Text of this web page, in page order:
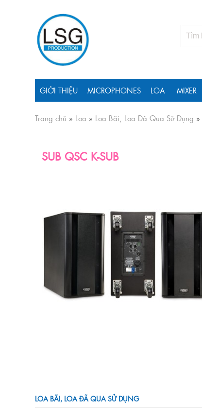
GIỚI THIỆU MICROPHONES LOA MIXER
Trang chủ » Loa » Loa Bãi, Loa Đã Qua Sử Dụng »
SUB QSC K-SUB
LOA BÃI, LOA ĐÃ QUA SỬ DỤNG